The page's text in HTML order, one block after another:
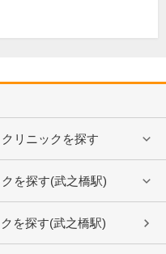
リニックを探す
を探す(武之橋駅)
を探す(武之橋駅)